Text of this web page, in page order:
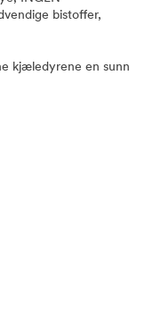
bistoffer,
kjæledyrene en sunn